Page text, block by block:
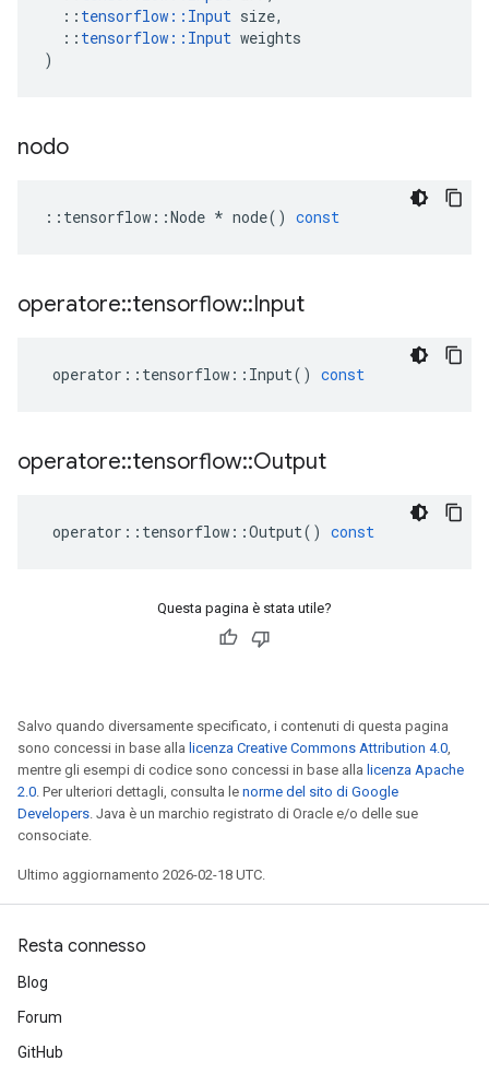
:: tensorflow :: Input size,
:: tensorflow :: Input weights
)
nodo
:: tensorflow ::Node * node() const
operatore::tensorflow::Input
operator :: tensorflow :: Input() const
operatore::tensorflow::Output
operator :: tensorflow ::Output() const
Questa pagina è stata utile?
Salvo quando diversamente specificato, i contenuti di questa pagina
sono concessi in base alla licenza Creative Commons Attribution 4.0,
mentre gli esempi di codice sono concessi in base alla licenza Apache
2.0. Per ulteriori dettagli, consulta le norme del sito di Google
Developers. Java è un marchio registrato di Oracle e/o delle sue
consociate.
Ultimo aggiornamento 2026-02-18 UTC.
Resta connesso
Blog
Forum
GitHub